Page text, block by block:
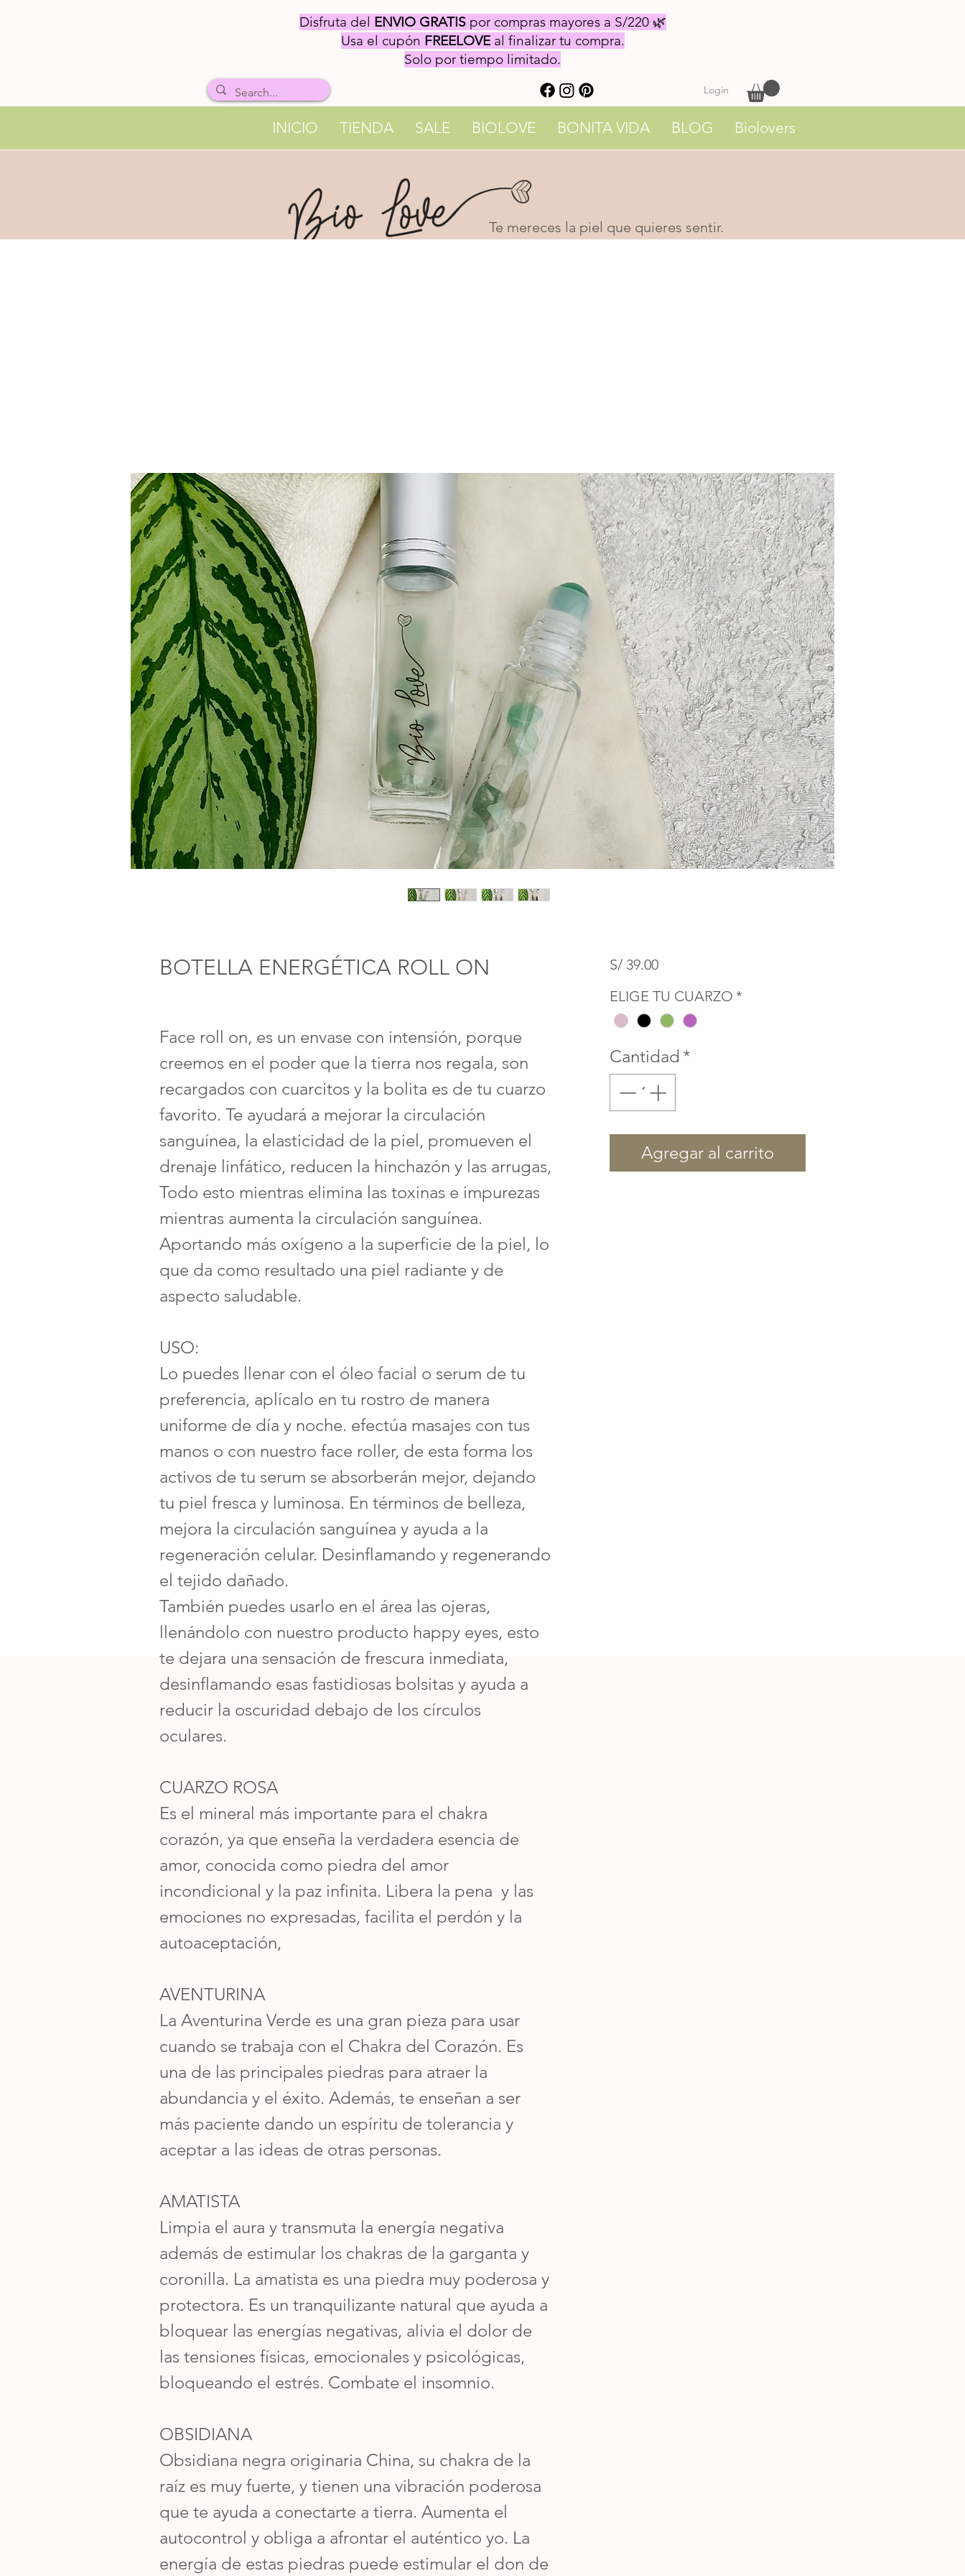
Disfruta del ENVIO GRATISpor compras mayores a S/220 🌿
Usa el cupón FREELOVEal finalizar tu compra.
Solo por tiempo limitado.
Login
INICIO TIENDA SALE BIOLOVE BONITA VIDA BLOG Biolovers
Te mereces la piel que quieres sentir.
BOTELLA ENERGÉTICA ROLL ON
Face roll on, es un envase con intensión, porque
creemos en el poder que la tierra nos regala, son
recargados con cuarcitos y la bolita es de tu cuarzo
favorito. Te ayudará a mejorar la circulación
sanguínea, la elasticidad de la piel, promueven el
drenaje linfático, reducen la hinchazón y las arrugas,
Todo esto mientras elimina las toxinas e impurezas
mientras aumenta la circulación sanguínea.
Aportando más oxígeno a la superficie de la piel, lo
que da como resultado una piel radiante y de
aspecto saludable.
USO:
Lo puedes llenar con el óleo facial o serum de tu
preferencia, aplícalo en tu rostro de manera
uniforme de día y noche. efectúa masajes con tus
manos o con nuestro face roller, de esta forma los
activos de tu serum se absorberán mejor, dejando
tu piel fresca y luminosa. En términos de belleza,
mejora la circulación sanguínea y ayuda a la
regeneración celular. Desinflamando y regenerando
el tejido dañado.
También puedes usarlo en el área las ojeras,
llenándolo con nuestro producto happy eyes, esto
te dejara una sensación de frescura inmediata,
desinflamando esas fastidiosas bolsitas y ayuda a
reducir la oscuridad debajo de los círculos
oculares.
CUARZO ROSA
Es el mineral más importante para el chakra
corazón, ya que enseña la verdadera esencia de
amor, conocida como piedra del amor
incondicional y la paz infinita. Libera la pena y las
emociones no expresadas, facilita el perdón y la
autoaceptación,
AVENTURINA
La Aventurina Verde es una gran pieza para usar
cuando se trabaja con el Chakra del Corazón. Es
una de las principales piedras para atraer la
abundancia y el éxito. Además, te enseñan a ser
más paciente dando un espíritu de tolerancia y
aceptar a las ideas de otras personas.
AMATISTA
Limpia el aura y transmuta la energía negativa
además de estimular los chakras de la garganta y
coronilla. La amatista es una piedra muy poderosa y
protectora. Es un tranquilizante natural que ayuda a
bloquear las energías negativas, alivia el dolor de
las tensiones físicas, emocionales y psicológicas,
bloqueando el estrés. Combate el insomnio.
OBSIDIANA
Obsidiana negra originaria China, su chakra de la
raíz es muy fuerte, y tienen una vibración poderosa
que te ayuda a conectarte a tierra. Aumenta el
autocontrol y obliga a afrontar el auténtico yo. La
energía de estas piedras puede estimular el don de
S/ 39.00Precio
ELIGE TU CUARZO *
Cantidad *
Agregar al carrito